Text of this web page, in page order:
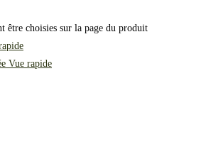
être choisies sur la page du produit
Vue rapide